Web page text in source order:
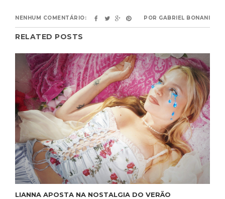
NENHUM COMENTÁRIO: POR GABRIEL BONANI
RELATED POSTS
LIANNA APOSTA NA NOSTALGIA DO VERÃO